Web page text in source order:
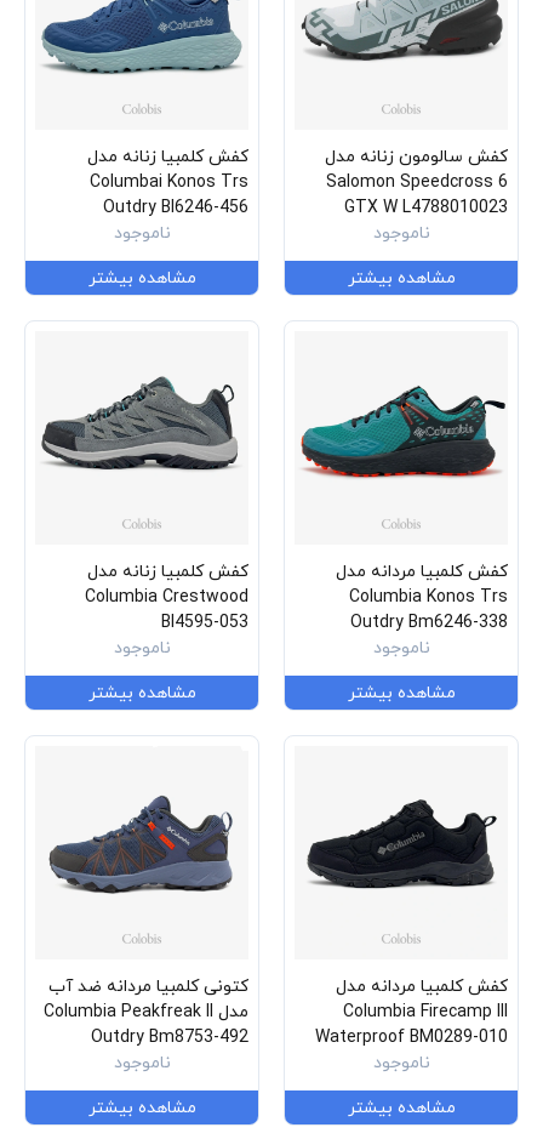
کفش سالومون زنانه مدل
Salomon Speedcross 6
GTX W L4788010023
ناموجود
مشاهده بیشتر
کفش کلمبیا زنانه مدل
Columbai Konos Trs
Outdry Bl6246-456
ناموجود
مشاهده بیشتر
کفش کلمبیا مردانه مدل
Columbia Konos Trs
Outdry Bm6246-338
ناموجود
مشاهده بیشتر
کفش کلمبیا زنانه مدل
Columbia Crestwood
Bl4595-053
ناموجود
مشاهده بیشتر
کفش کلمبیا مردانه مدل
Columbia Firecamp III
Waterproof BM0289-010
ناموجود
مشاهده بیشتر
کتونی کلمبیا مردانه ضد آب
مدل Columbia Peakfreak II
Outdry Bm8753-492
ناموجود
مشاهده بیشتر